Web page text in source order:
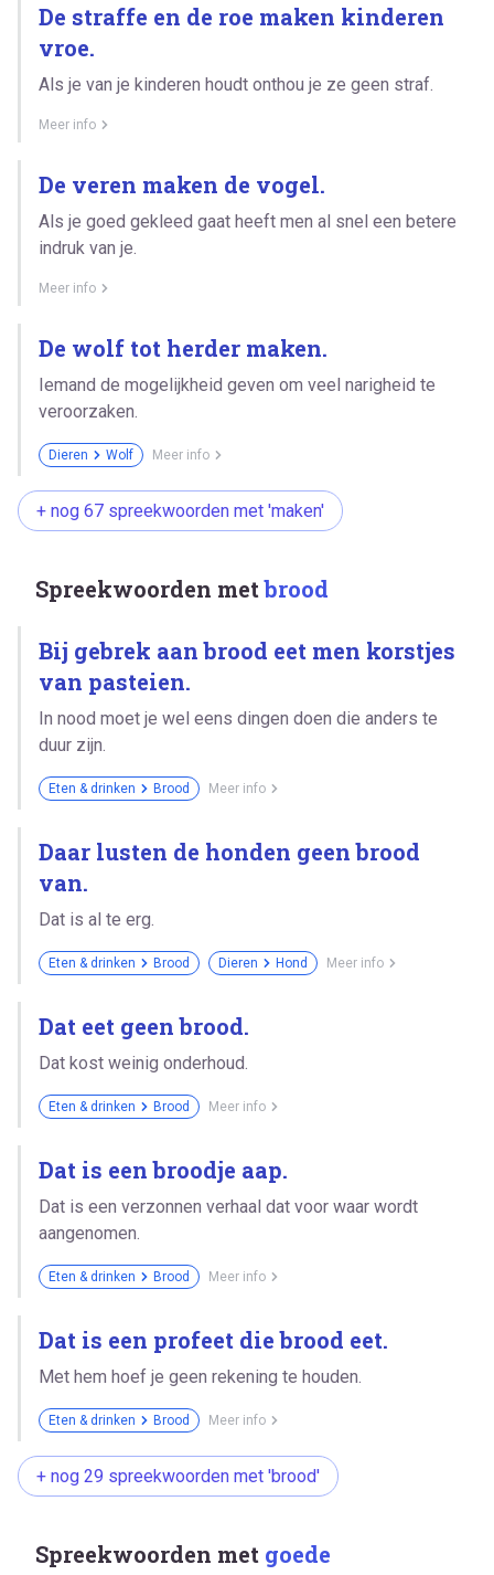
De straffe en de roe maken kinderen
vroe.
Als je van je kinderen houdt onthou je ze geen straf.
Meer info
De veren maken de vogel.
Als je goed gekleed gaat heeft men al snel een betere
indruk van je.
Meer info
De wolf tot herder maken.
Iemand de mogelijkheid geven om veel narigheid te
veroorzaken.
Dieren Wolf Meer info
+ nog 67 spreekwoorden met 'maken'
Spreekwoorden metbrood
Bij gebrek aan brood eet men korstjes
van pasteien.
In nood moet je wel eens dingen doen die anders te
duur zijn.
Eten & drinken Brood Meer info
Daar lusten de honden geen brood
van.
Dat is al te erg.
Eten & drinken Brood Dieren Hond Meer info
Dat eet geen brood.
Dat kost weinig onderhoud.
Eten & drinken Brood Meer info
Dat is een broodje aap.
Dat is een verzonnen verhaal dat voor waar wordt
aangenomen.
Eten & drinken Brood Meer info
Dat is een profeet die brood eet.
Met hem hoef je geen rekening te houden.
Eten & drinken Brood Meer info
+ nog 29 spreekwoorden met 'brood'
Spreekwoorden met goede